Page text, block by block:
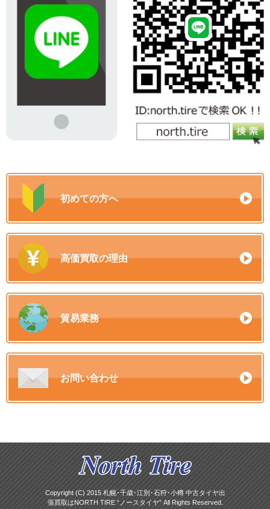
初めての方へ
高価買取の理由
貿易業務
お問い合わせ
Copyright (C) 2015 札幌･千歳･江別･石狩･小樽 中古タイヤ出
張買取はNORTH TIRE “ノースタイヤ” All Rights Reserved.